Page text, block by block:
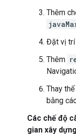
Thêm
Đặt vị trí
Thêm
Thay
bằng
Các chế độ
gian xây dựng